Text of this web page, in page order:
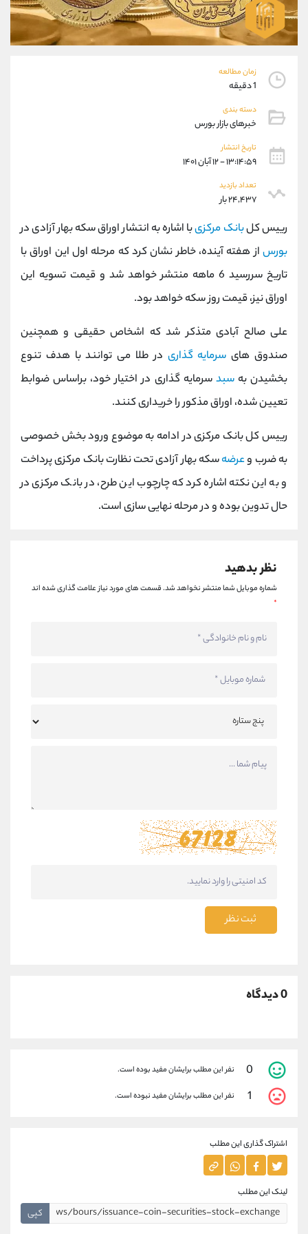
زمان مطالعه
1 دقیقه
دسته بندی
خبرهای بازار بورس
تاریخ انتشار
۱۳:۱۴:۵۹ - ۱۲ آبان ۱۴۰۱
تعداد بازدید
۲۴,۴۳۷ بار
رییس کلبانک مرکزیبا اشاره به انتشار اوراق سکه بهار آزادی در
بورس از هفته آینده، خاطر نشان کرد که مرحله اول این اوراق با
تاریخ سررسید 6 ماهه منتشر خواهد شد و قیمت تسویه این
اوراق نیز، قیمت روز سکه خواهد بود.
علی صالح آبادی متذکر شد که اشخاص حقیقی و همچنین
صندوق های سرمایه گذاری در طلا می توانند با هدف تنوع
بخشیدن بهسبد سرمایه گذاری در اختیار خود، براساس ضوابط
تعیین شده، اوراق مذکور را خریداری کنند.
رییس کل بانک مرکزی در ادامه به موضوع ورود بخش خصوصی
به ضرب وعرضهسکه بهار آزادی تحت نظارت بانک مرکزی پرداخت
و به این نکته اشاره کرد که چارچوب این طرح، در بانک مرکزی در
حال تدوین بوده و در مرحله نهایی سازی است.
نظر بدهید
شماره موبایل شما منتشر نخواهد شد.قسمت های مورد نیاز علامت گذاری شده اند
*
ثبت نظر
0 دیدگاه
0 نفر این مطلب برایشان مفید بوده است.
1 نفر این مطلب برایشان مفید نبوده است.
اشتراک گذاری این مطلب
لینک این مطلب
کپی
09194198792
واتساپ شروع گفتگو
تلگرام @Armteam_admin_33
پشتیبان فروش
موبایل
تلگرام
داخلی
اطلاعات تماس (دفتر فروش)
تلفن 021-22021030
021-22021040
بدون پیش شماره
اینستاگرام @alireza.mehrabii
کانال تلگرام